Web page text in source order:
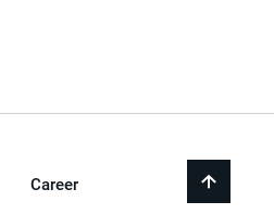
back
Career